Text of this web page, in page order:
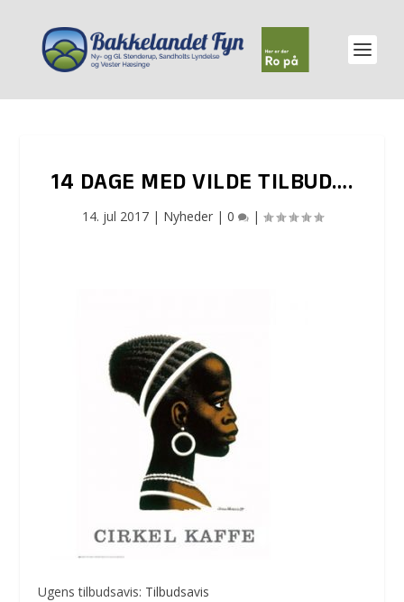
14 DAGE MED VILDE TILBUD….
14. jul 2017| Nyheder| 0 |
Ugens tilbudsavis: Tilbudsavis